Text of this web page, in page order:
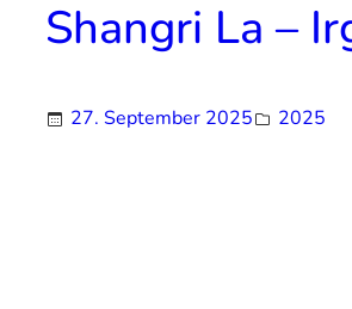
Shangri La –
27. September 2025 2025